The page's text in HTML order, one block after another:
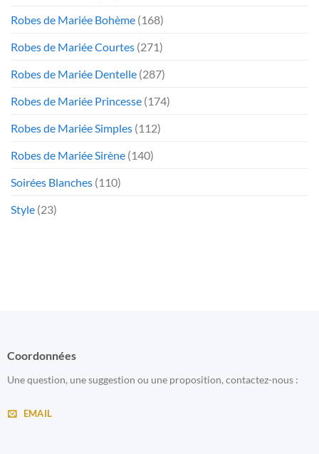
Robes de Mariée Bohème (168)
Robes de Mariée Courtes (271)
Robes de Mariée Dentelle (287)
Robes de Mariée Princesse (174)
Robes de Mariée Simples (112)
Robes de Mariée Sirène (140)
Soirées Blanches (110)
Style (23)
Coordonnées
Une question, une suggestion ou une proposition, contactez-nous :
EMAIL